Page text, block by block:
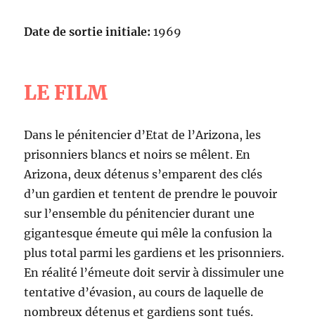
Date de sortie initiale: 1969
LE FILM
Dans le pénitencier d’Etat de l’Arizona, les
prisonniers blancs et noirs se mêlent. En
Arizona, deux détenus s’emparent des clés
d’un gardien et tentent de prendre le pouvoir
sur l’ensemble du pénitencier durant une
gigantesque émeute qui mêle la confusion la
plus total parmi les gardiens et les prisonniers.
En réalité l’émeute doit servir à dissimuler une
tentative d’évasion, au cours de laquelle de
nombreux détenus et gardiens sont tués.